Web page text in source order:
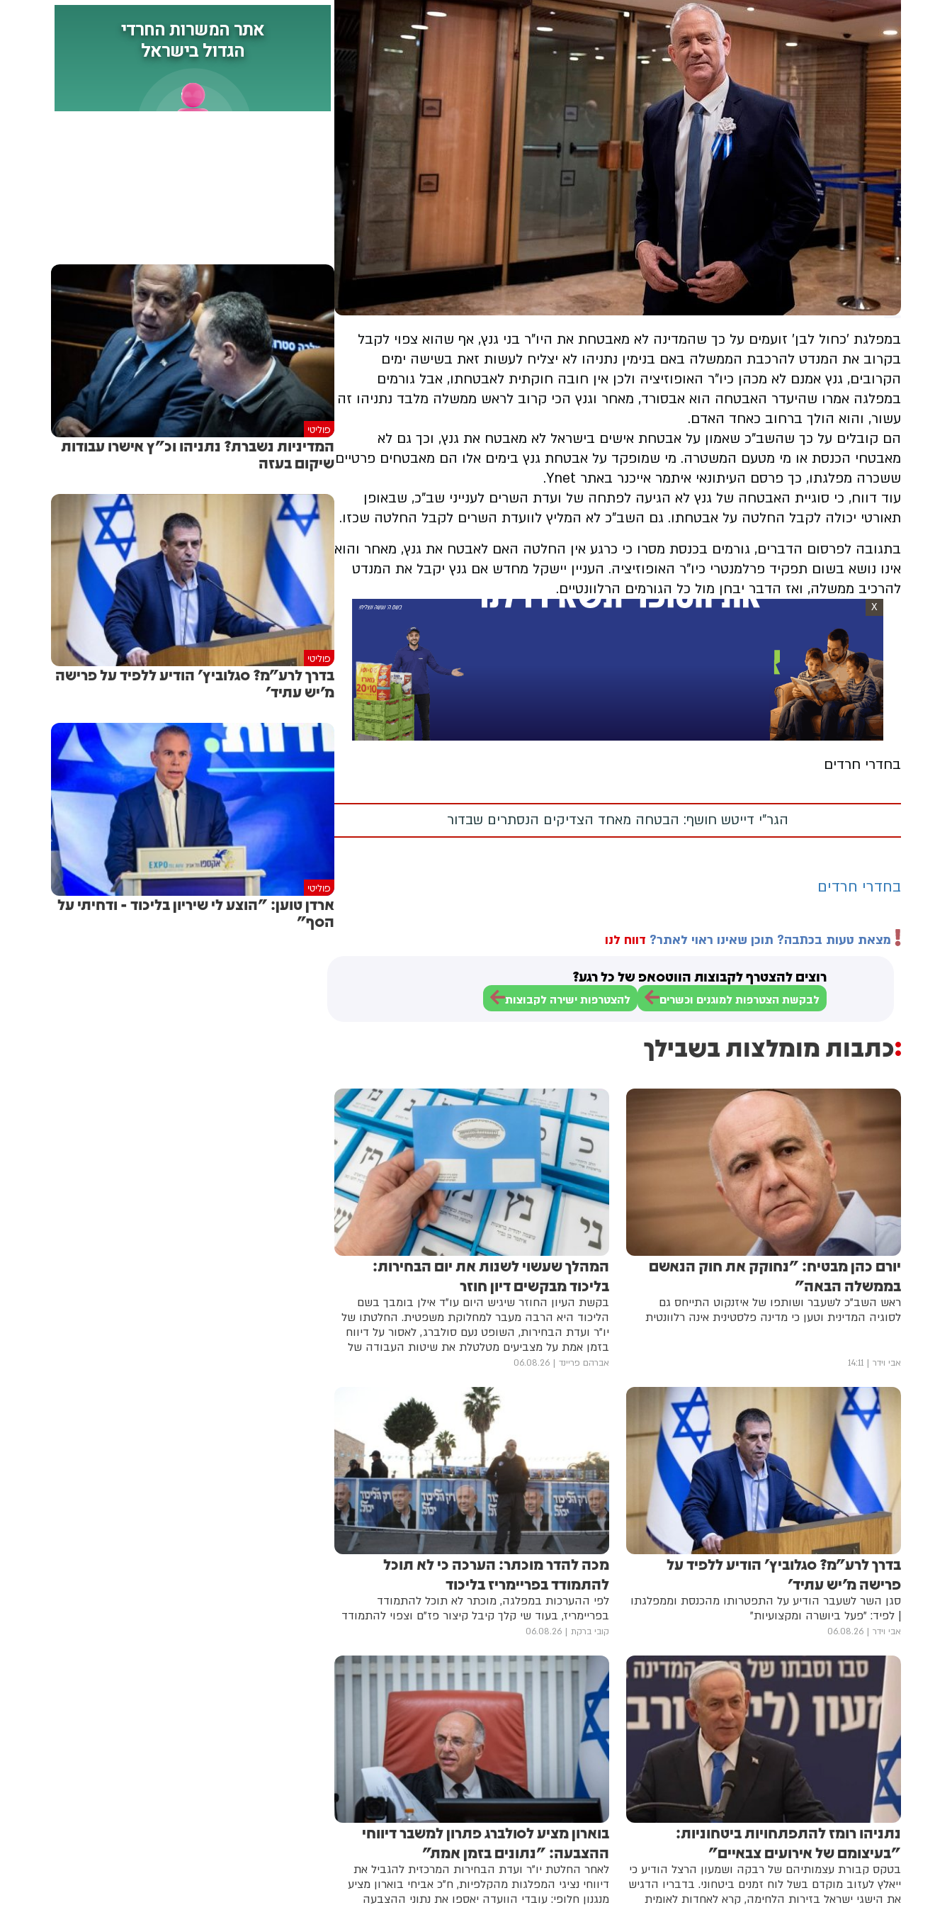
נגד כוחותינו ונגד אזרחינו.
במפלגת 'כחול לבן' זועמים על כך שהמדינה לא מאבטחת את היו"ר בני גנץ, אף שהוא צפוי לקבל
בקרוב את המנדט להרכבת הממשלה באם בנימין נתניהו לא יצליח לעשות זאת בשישה ימים
הקרובים, גנץ אמנם לא מכהן כיו"ר האופוזיציה ולכן אין חובה חוקתית לאבטחתו, אבל גורמים
במפלגה אמרו שהיעדר האבטחה הוא אבסורד, מאחר וגנץ הכי קרוב לראש ממשלה מלבד נתניהו זה
עשור, והוא הולך ברחוב כאחד האדם.
הם קובלים על כך שהשב"כ שאמון על אבטחת אישים בישראל לא מאבטח את גנץ, וכך גם לא
מאבטחי הכנסת או מי מטעם המשטרה. מי שמופקד על אבטחת גנץ בימים אלו הם מאבטחים פרטיים
ששכרה מפלגתו, כך פרסם העיתונאי איתמר אייכנר באתר Ynet.
עוד דווח, כי סוגיית האבטחה של גנץ לא הגיעה לפתחה של ועדת השרים לענייני שב"כ, שבאופן
תאורטי יכולה לקבל החלטה על אבטחתו. גם השב"כ לא המליץ לוועדת השרים לקבל החלטה שכזו.
בתגובה לפרסום הדברים, גורמים בכנסת מסרו כי כרגע אין החלטה האם לאבטח את גנץ, מאחר והוא
אינו נושא בשום תפקיד פרלמנטרי כיו"ר האופוזיציה. העניין יישקל מחדש אם גנץ יקבל את המנדט
להרכיב ממשלה, ואז הדבר יבחן מול כל הגורמים הרלוונטיים.
X
בחדרי חרדים
הגר"י דייטש חושף: הבטחה מאחד הצדיקים הנסתרים שבדור
בחדרי חרדים
מצאת טעות בכתבה? תוכן שאינו ראוי לאתר? דווח לנו
רוצים להצטרף לקבוצות הווטסאפ של כל רגע?
לבקשת הצטרפות למוגנים וכשרים להצטרפות ישירה לקבוצות
כתבות מומלצות בשבילך
יורם כהן מבטיח: "נחוקק את חוק הנאשם
בממשלה הבאה"
ראש השב"כ לשעבר ושותפו של איזנקוט התייחס גם
לסוגיה המדינית וטען כי מדינה פלסטינית אינה רלוונטית
אבי וידר 14:11
המהלך שעשוי לשנות את יום הבחירות:
בליכוד מבקשים דיון חוזר
בקשת העיון החוזר שיגיש היום עו"ד אילן בומבך בשם
הליכוד היא הרבה מעבר למחלוקת משפטית. החלטתו של
יו"ר ועדת הבחירות, השופט נעם סולברג, לאסור על דיווח
בזמן אמת על מצביעים מטלטלת את שיטות העבודה של
מטות הבחירות, מעוררת התנגדות חריפה בליכוד
הזכות לפרטיות לבין היכולת של מפלגות להוציא את
אברהם פריינד 06.08.26
בדרך לרע"מ? סגלוביץ' הודיע ללפיד על
פרישה מ'יש עתיד'
סגן השר לשעבר הודיע על התפטרותו מהכנסת וממפלגתו
| לפיד: "פעל ביושרה ומקצועיות"
אבי וידר 06.08.26
מכה להדר מוכתר: הערכה כי לא תוכל
להתמודד בפריימריז בליכוד
לפי ההערכות במפלגה, מוכתר לא תוכל להתמודד
בפריימריז, בעוד שי קלך קיבל קיצור פז"ם וצפוי להתמודד
קובי ברקת 06.08.26
נתניהו רומז להתפתחויות ביטחוניות:
"בעיצומם של אירועים צבאיים"
בטקס קבורת עצמותיהם של רבקה ושמעון הרצל הודיע כי
ייאלץ לעזוב מוקדם בשל לוח זמנים ביטחוני. בדבריו הדגיש
את הישגי ישראל בזירות הלחימה, קרא לאחדות לאומית
בוארון מציע לסולברג פתרון למשבר דיווחי
ההצבעה: "נתונים בזמן אמת"
לאחר החלטת יו”ר ועדת הבחירות המרכזית להגביל את
דיווחי נציגי המפלגות מהקלפיות, ח”כ אביחי בוארון מציע
מנגנון חלופי: עובדי הוועדה יאספו את נתוני ההצבעה
פוליטי
המדיניות נשברת? נתניהו וכ"ץ אישרו עבודות
שיקום בעזה
פוליטי
בדרך לרע"מ? סגלוביץ' הודיע ללפיד על פרישה
מ'יש עתיד'
פוליטי
ארדן טוען: "הוצע לי שיריון בליכוד - ודחיתי על
הסף"